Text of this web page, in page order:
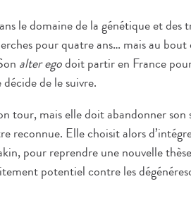
le domaine de la génétique et des
pour quatre ans… mais au
alter egodoit partir en France
de le suivre.
tour, mais elle doit abandonner son
reconnue. Elle choisit alors
pour reprendre une nouvelle
potentiel contre les